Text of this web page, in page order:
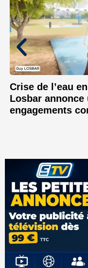
Crise de l’eau
Losbar annonce
engagements